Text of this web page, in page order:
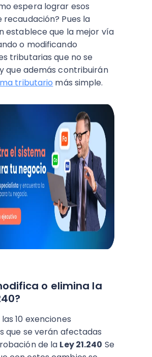
espera lograr esos
recaudación? Pues la
establece que la mejor vía
o modificando
tributarias que no se
que además contribuirán
tributario más simple.
o elimina la
10 exenciones
que se verán afectadas
de la Ley 21.240 Se